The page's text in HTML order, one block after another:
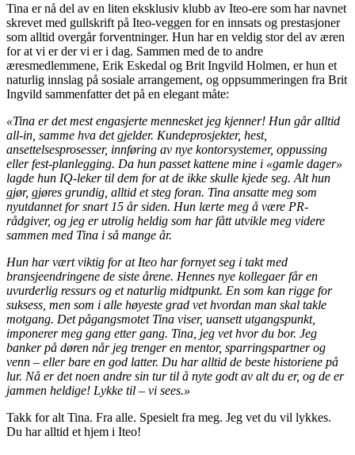
Tina er nå del av en liten eksklusiv klubb av Iteo-ere som har navnet
skrevet med gullskrift på Iteo-veggen for en innsats og prestasjoner
som alltid overgår forventninger. Hun har en veldig stor del av æren
for at vi er der vi er i dag. Sammen med de to andre
æresmedlemmene, Erik Eskedal og Brit Ingvild Holmen, er hun et
naturlig innslag på sosiale arrangement, og oppsummeringen fra Brit
Ingvild sammenfatter det på en elegant måte:
«Tina er det mest engasjerte mennesket jeg kjenner! Hun går alltid
all-in, samme hva det gjelder. Kundeprosjekter, hest,
ansettelsesprosesser, innføring av nye kontorsystemer, oppussing
eller fest-planlegging. Da hun passet kattene mine i «gamle dager»
lagde hun IQ-leker til dem for at de ikke skulle kjede seg. Alt hun
gjør, gjøres grundig, alltid et steg foran. Tina ansatte meg som
nyutdannet for snart 15 år siden. Hun lærte meg å være PR-
rådgiver, og jeg er utrolig heldig som har fått utvikle meg videre
sammen med Tina i så mange år.
Hun har vært viktig for at Iteo har fornyet seg i takt med
bransjeendringene de siste årene. Hennes nye kollegaer får en
uvurderlig ressurs og et naturlig midtpunkt. En som kan rigge for
suksess, men som i alle høyeste grad vet hvordan man skal takle
motgang. Det pågangsmotet Tina viser, uansett utgangspunkt,
imponerer meg gang etter gang. Tina, jeg vet hvor du bor. Jeg
banker på døren når jeg trenger en mentor, sparringspartner og
venn – eller bare en god latter. Du har alltid de beste historiene på
lur. Nå er det noen andre sin tur til å nyte godt av alt du er, og de er
jammen heldige! Lykke til – vi sees.»
Takk for alt Tina. Fra alle. Spesielt fra meg. Jeg vet du vil lykkes.
Du har alltid et hjem i Iteo!